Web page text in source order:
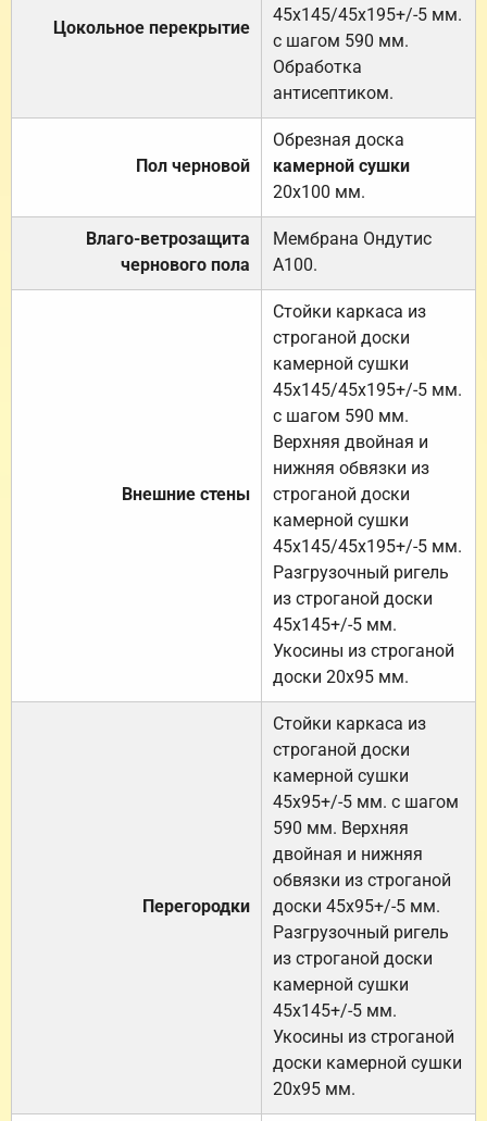
Цокольное перекрытие
45х145/45х195+/-5 мм.
с шагом 590 мм.
Обработка
антисептиком.
Пол черновой
Обрезная доска
камерной сушки
20х100 мм.
Влаго-ветрозащита
чернового пола
Мембрана Ондутис
А100.
Внешние стены
Стойки каркаса из
строганой доски
камерной сушки
45х145/45х195+/-5 мм.
с шагом 590 мм.
Верхняя двойная и
нижняя обвязки из
строганой доски
камерной сушки
45х145/45х195+/-5 мм.
Разгрузочный ригель
из строганой доски
45х145+/-5 мм.
Укосины из строганой
доски 20х95 мм.
Перегородки
Стойки каркаса из
строганой доски
камерной сушки
45х95+/-5 мм. с шагом
590 мм. Верхняя
двойная и нижняя
обвязки из строганой
доски 45х95+/-5 мм.
Разгрузочный ригель
из строганой доски
камерной сушки
45х145+/-5 мм.
Укосины из строганой
доски камерной сушки
20х95 мм.